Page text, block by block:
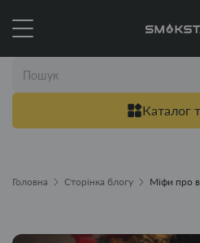
Каталог
Головна Сторінка блогу Міфи про